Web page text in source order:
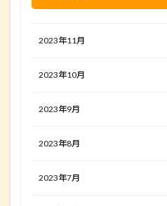
2023年11月
2023年10月
2023年9月
2023年8月
2023年7月